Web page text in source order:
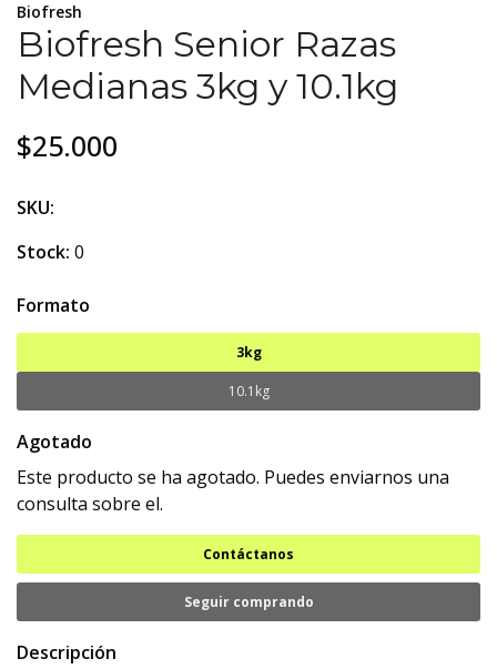
Biofresh
Biofresh Senior Razas
Medianas 3kg y 10.1kg
$25.000
SKU:
Stock: 0
Formato
3kg
10.1kg
Agotado
Este producto se ha agotado. Puedes enviarnos una
consulta sobre el.
Contáctanos
Seguir comprando
Descripción